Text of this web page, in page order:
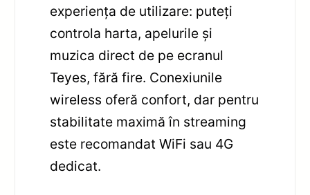
experiența de utilizare: puteți
controla harta, apelurile și
muzica direct de pe ecranul
Teyes, fără fire. Conexiunile
wireless oferă confort, dar pentru
stabilitate maximă în streaming
este recomandat WiFi sau 4G
dedicat.